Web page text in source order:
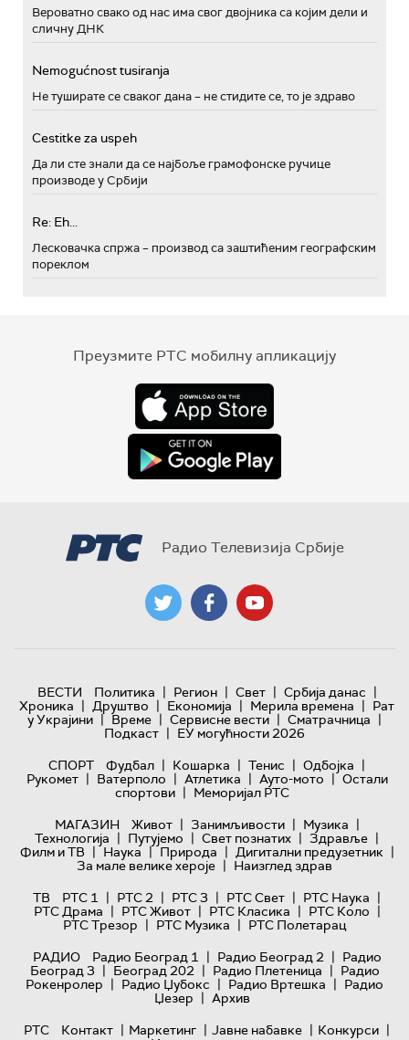
Вероватно свако од нас има свог двојника са којим дели и
сличну ДНК
Nemogućnost tusiranja
Не туширате се сваког дана – не стидите се, то је здраво
Cestitke za uspeh
Да ли сте знали да се најбоље грамофонске ручице
производе у Србији
Re: Eh...
Лесковачка спржа – производ са заштићеним географским
пореклом
Преузмите РТС мобилну апликацију
Радио Телевизија Србије
ВЕСТИ Политика | Регион | Свет | Србија данас |
Хроника | Друштво | Економија | Мерила времена | Рат
у Украјини | Време | Сервисне вести | Сматрачница |
Подкаст | ЕУ могућности 2026
СПОРТ
Фудбал | Кошарка | Тенис | Одбојка |
Рукомет | Ватерполо | Атлетика | Ауто-мото | Остали
спортови | Меморијал РТС
МАГАЗИН
Живот | Занимљивости | Музика |
Технологијa | Путујемо | Свет познатих | Здравље |
Филм и ТВ | Наука | Природа | Дигитални предузетник |
За мале велике хероје | Наизглед здрав
ТВ
РТС 1 | РТС 2 | РТС 3 | РТС Свет | РТС Наука |
РТС Драма | РТС Живот | РТС Класика | РТС Коло |
РТС Трезор | РТС Музика | РТС Полетарац
РАДИО
Радио Београд 1 | Радио Београд 2 | Радио
Београд 3 | Београд 202 | Радио Плетеница | Радио
Рокенролер | Радио Џубокс | Радио Вртешка | Радио
Џезер | Архив
РТС
Контакт | Маркетинг | Јавне набавке | Конкурси |